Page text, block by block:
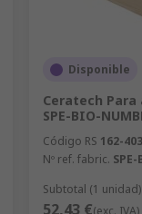
Disponible
Ceratech Para
SPE-BIO-
Código RS 162-403
Nº ref. fabric.
Subtotal (1 unidad)
52,43 €(exc. IVA)